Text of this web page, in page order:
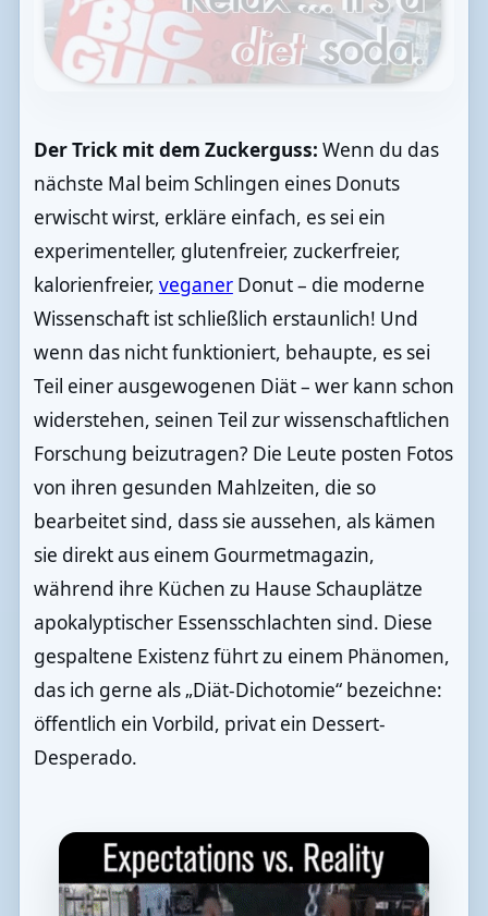
Der Trick mit dem Zuckerguss: Wenn du das
nächste Mal beim Schlingen eines Donuts
erwischt wirst, erkläre einfach, es sei ein
experimenteller, glutenfreier, zuckerfreier,
kalorienfreier, veganerDonut – die moderne
Wissenschaft ist schließlich erstaunlich! Und
wenn das nicht funktioniert, behaupte, es sei
Teil einer ausgewogenen Diät – wer kann schon
widerstehen, seinen Teil zur wissenschaftlichen
Forschung beizutragen? Die Leute posten Fotos
von ihren gesunden Mahlzeiten, die so
bearbeitet sind, dass sie aussehen, als kämen
sie direkt aus einem Gourmetmagazin,
während ihre Küchen zu Hause Schauplätze
apokalyptischer Essensschlachten sind. Diese
gespaltene Existenz führt zu einem Phänomen,
das ich gerne als „Diät-Dichotomie“ bezeichne:
öffentlich ein Vorbild, privat ein Dessert-
Desperado.